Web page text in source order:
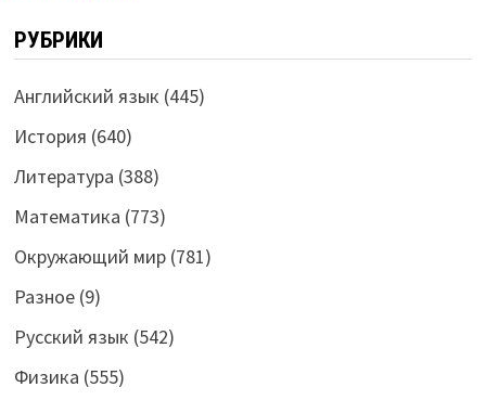
РУБРИКИ
Английский язык (445)
История (640)
Литература (388)
Математика (773)
Окружающий мир(781)
Разное(9)
Русский язык (542)
Физика (555)